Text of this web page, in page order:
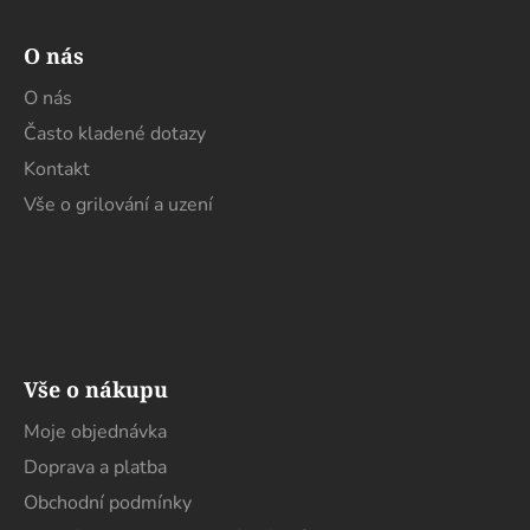
O nás
O nás
Často kladené dotazy
Kontakt
Vše o grilování a uzení
Vše o nákupu
Moje objednávka
Doprava a platba
Obchodní podmínky